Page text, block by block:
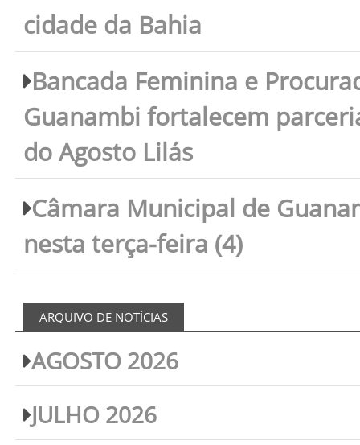
cidade da Bahia
Bancada Feminina e
Guanambi fortalecem
do Agosto Lilás
Câmara Municipal de
nesta terça-feira (4)
ARQUIVO DE NOTÍCIAS
AGOSTO 2026
JULHO 2026